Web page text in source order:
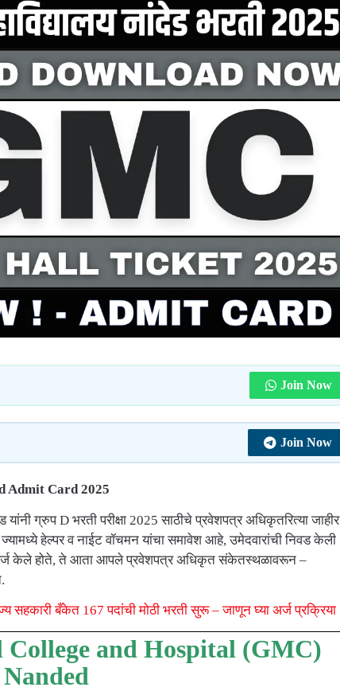
Join Now
Join Now
Admit Card 2025
यांनी ग्रुप D भरती परीक्षा 2025 साठीचे प्रवेशपत्र अधिकृतरित्या जाहीर
हेल्पर व नाईट वॉचमन यांचा समावेश आहे, उमेदवारांची निवड केली
अर्ज केले होते, ते आता आपले प्रवेशपत्र अधिकृत संकेतस्थळावरून –
सहकारी बँकेत 167 पदांची मोठी भरती सुरू – जाणून घ्या अर्ज प्रक्रिया
and Hospital (GMC)
Nanded